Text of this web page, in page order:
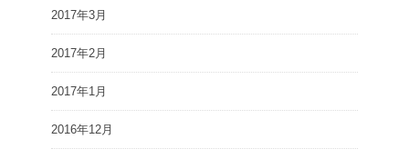
2017年3月
2017年2月
2017年1月
2016年12月